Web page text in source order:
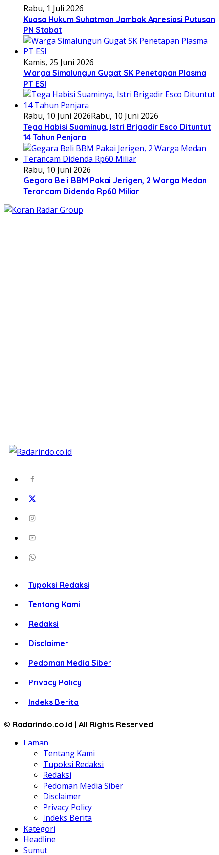
Rabu, 1 Juli 2026
Kuasa Hukum Suhatman Jambak Apresiasi Putusan
PN Stabat
Kamis, 25 Juni 2026
Warga Simalungun Gugat SK Penetapan Plasma
PT ESI
Rabu, 10 Juni 2026Rabu, 10 Juni 2026
Tega Habisi Suaminya, Istri Brigadir Esco Dituntut
14 Tahun Penjara
Rabu, 10 Juni 2026
Gegara Beli BBM Pakai Jerigen, 2 Warga Medan
Terancam Didenda Rp60 Miliar
Tupoksi Redaksi
Tentang Kami
Redaksi
Disclaimer
Pedoman Media Siber
Privacy Policy
Indeks Berita
© Radarindo.co.id | All Rights Reserved
Laman
Tentang Kami
Tupoksi Redaksi
Redaksi
Pedoman Media Siber
Disclaimer
Privacy Policy
Indeks Berita
Kategori
Headline
Sumut